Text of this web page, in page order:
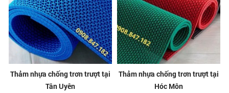
Thảm nhựa chống trơn trượt tại
Tân Uyên
Thảm nhựa chống trơn trượt tại
Hóc Môn